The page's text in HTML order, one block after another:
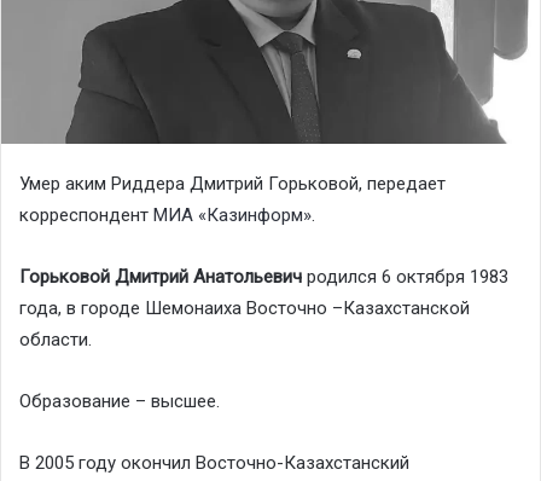
Умер аким Риддера Дмитрий Горьковой, передает
корреспондент МИА «Казинформ».
Горьковой Дмитрий Анатольевич родился 6 октября 1983
года, в городе Шемонаиха Восточно –Казахстанской
области.
Образование – высшее.
В 2005 году окончил Восточно-Казахстанский